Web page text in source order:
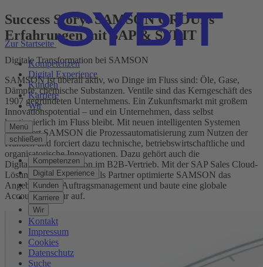
Zur Startseite
Kompetenzen
Digital Experience
Kunden
Karriere
Wir
Menü
schließen
Kompetenzen
Digital Experience
Kunden
Karriere
Wir
Kontakt
Impressum
Cookies
Datenschutz
Suche
Success Story: SAMSON GROUPs
Erfahrungen mit SAP & SYBIT
Digitale Transformation bei SAMSON
SAMSON ist überall aktiv, wo Dinge im Fluss sind: Öle, Gase,
Dämpfe, chemische Substanzen. Ventile sind das Kerngeschäft des
1907 gegründeten Unternehmens. Ein Zukunftsmarkt mit großem
Innovationspotential – und ein Unternehmen, dass selbst
kontinuierlich im Fluss bleibt. Mit neuen intelligenten Systemen
reformiert SAMSON die Prozessautomatisierung zum Nutzen der
Kunden und forciert dazu technische, betriebswirtschaftliche und
organisatorische Innovationen. Dazu gehört auch die
Digitale Transformation im B2B-Vertrieb. Mit der SAP Sales Cloud-
Lösung und der SYBIT als Partner optimierte SAMSON das
Angebots- und Auftragsmanagement und baute eine globale
Account Struktur auf.